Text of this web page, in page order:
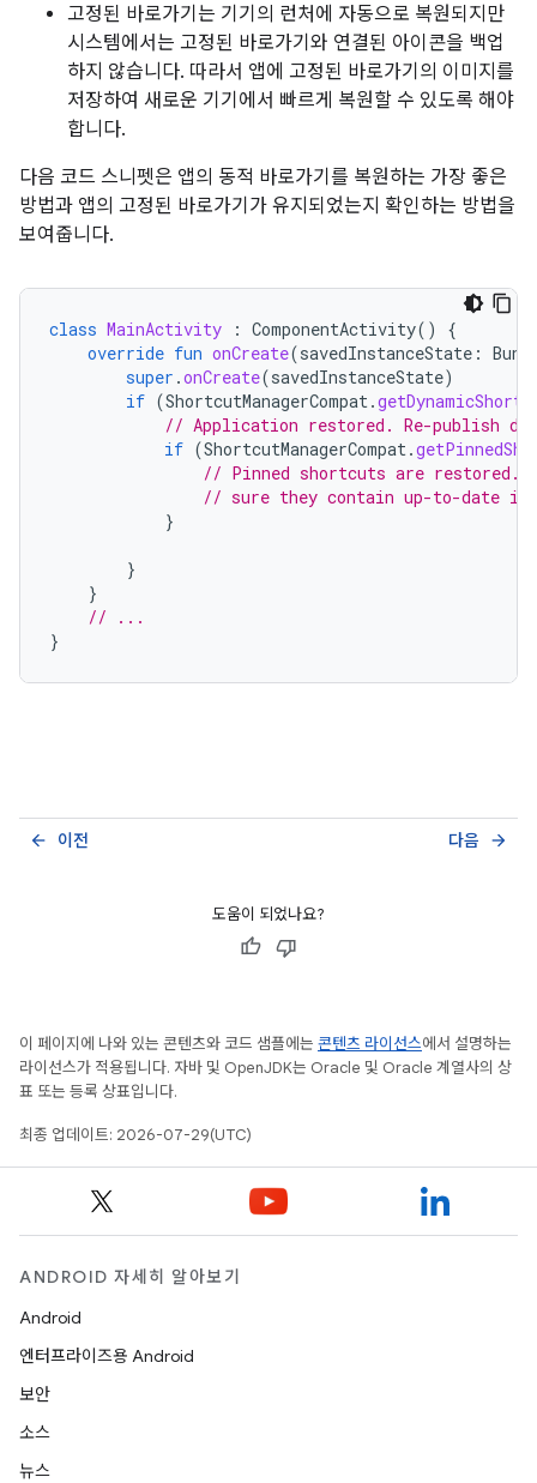
고정된 바로가기는 기기의 런처에 자동으로 복원되지만
시스템에서는 고정된 바로가기와 연결된 아이콘을 백업
하지 않습니다. 따라서 앱에 고정된 바로가기의 이미지를
저장하여 새로운 기기에서 빠르게 복원할 수 있도록 해야
합니다.
다음 코드 스니펫은 앱의 동적 바로가기를 복원하는 가장 좋은
방법과 앱의 고정된 바로가기가 유지되었는지 확인하는 방법을
보여줍니다.
class MainActivity : ComponentActivity()
{
override fun onCreate(savedInstanceState :
super .onCreate(savedInstanceState)
if (ShortcutManagerCompat.
// Application restored. Re-publish
if (ShortcutManagerCompat.
// Pinned shortcuts are restored.
// sure they contain up-to-date
}
}
}
// ...
}
이전
arrow_back 다음 arrow_forward
도움이 되었나요?
이 페이지에 나와 있는 콘텐츠와 코드 샘플에는 콘텐츠 라이선스에서 설명하는
라이선스가 적용됩니다. 자바 및 OpenJDK는 Oracle 및 Oracle 계열사의 상
표 또는 등록 상표입니다.
최종 업데이트: 2026-07-29(UTC)
ANDROID 자세히 알아보기
Android
엔터프라이즈용 Android
보안
소스
뉴스